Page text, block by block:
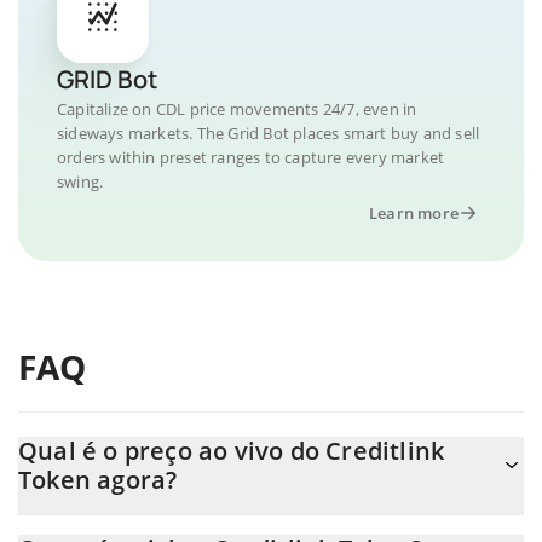
GRID Bot
Capitalize on CDL price movements 24/7, even in
sideways markets. The Grid Bot places smart buy and sell
orders within preset ranges to capture every market
swing.
Learn more
FAQ
Qual é o preço ao vivo do Creditlink
Token agora?